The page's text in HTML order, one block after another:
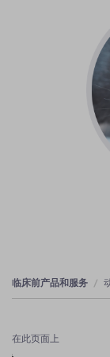
临床前产品和服务
在此页面上